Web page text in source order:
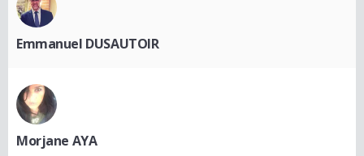
Emmanuel DUSAUTOIR
Morjane AYA